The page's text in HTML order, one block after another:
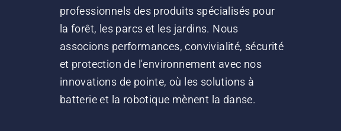
professionnels des produits spécialisés pour
la forêt, les parcs et les jardins. Nous
associons performances, convivialité, sécurité
et protection de l'environnement avec nos
innovations de pointe, où les solutions à
batterie et la robotique mènent la danse.